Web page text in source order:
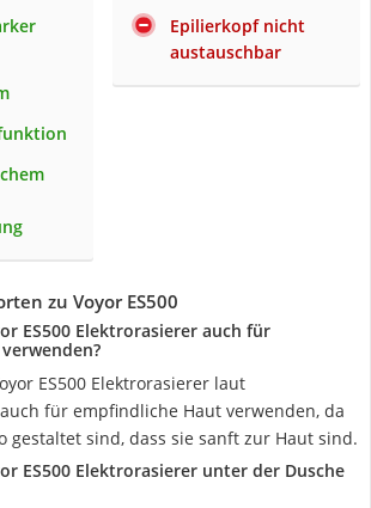
Epilierkopf nicht
austauschbar
zu Voyor ES500
ES500 Elektrorasierer auch für
ES500 Elektrorasierer laut
für empfindliche Haut verwenden, da
gestaltet sind, dass sie sanft zur Haut sind.
ES500 Elektrorasierer unter der Dusche